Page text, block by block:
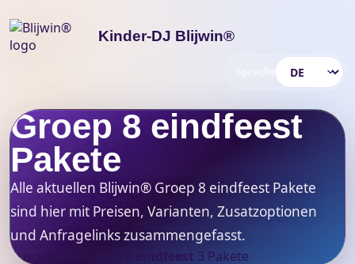
Kinder-DJ Blijwin®
Sprache wählen
Groep 8 eindfeest
Pakete
Alle aktuellen Blijwin® Groep 8 eindfeest Pakete
sind hier mit Preisen, Varianten, Zusatzoptionen
und Anfragelinks zusammengefasst.
Ausgewählt Groep 8 eindfeest 3 Pakete